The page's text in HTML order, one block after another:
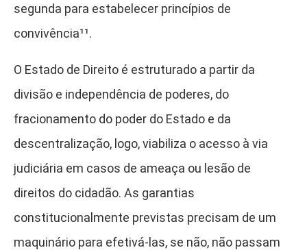
segunda para estabelecer princípios de
convivência¹¹.
O Estado de Direito é estruturado a partir da
divisão e independência de poderes, do
fracionamento do poder do Estado e da
descentralização, logo, viabiliza o acesso à via
judiciária em casos de ameaça ou lesão de
direitos do cidadão. As garantias
constitucionalmente previstas precisam de um
maquinário para efetivá-las, se não, não passam